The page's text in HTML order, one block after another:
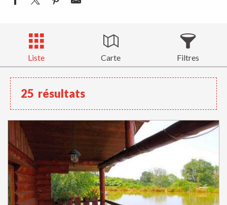
Liste Carte Filtres
25 résultats